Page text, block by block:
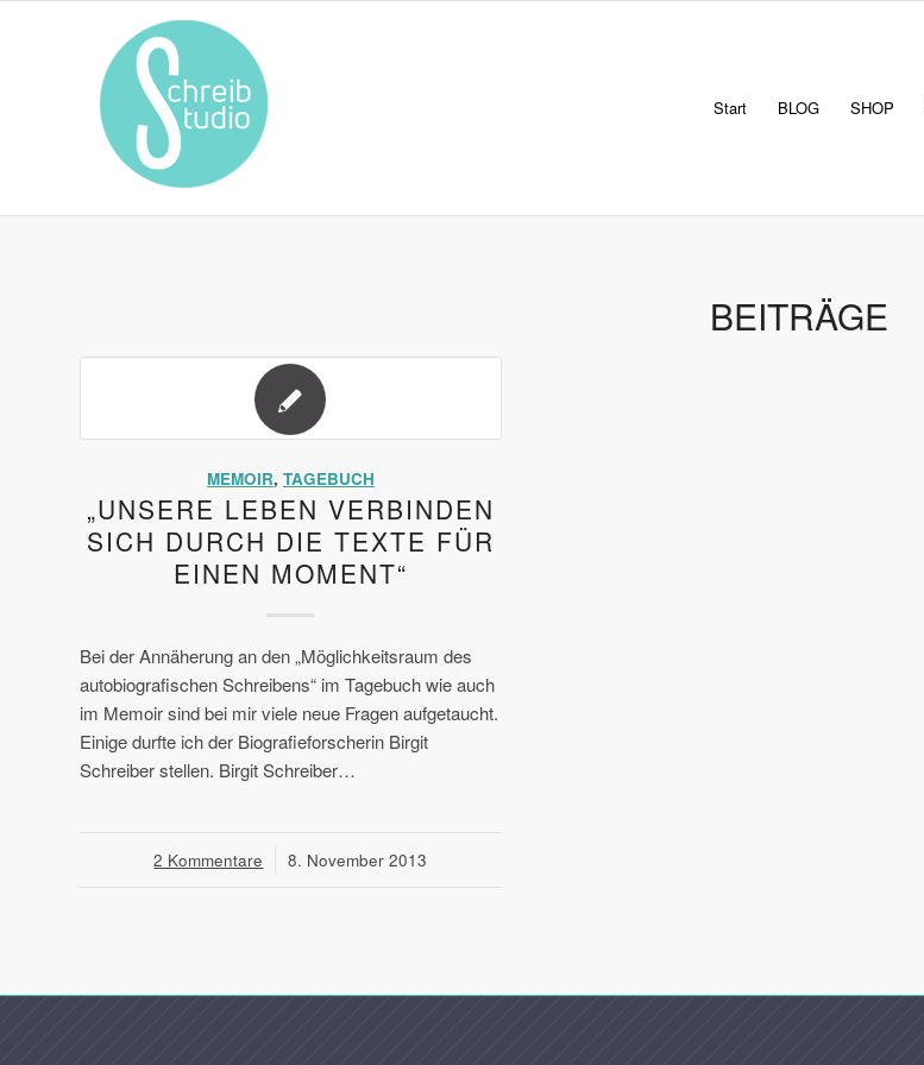
Start BLOG SHOP
BEITRÄGE
MEMOIR, TAGEBUCH
„UNSERE LEBEN VERBINDEN
SICH DURCH DIE TEXTE FÜR
EINEN MOMENT“
Bei der Annäherung an den „Möglichkeitsraum des
autobiografischen Schreibens“ im Tagebuch wie auch
im Memoir sind bei mir viele neue Fragen aufgetaucht.
Einige durfte ich der Biografieforscherin Birgit
Schreiber stellen. Birgit Schreiber…
2 Kommentare
/ 8. November 2013